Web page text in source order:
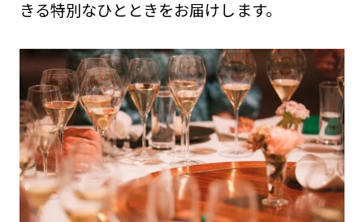
きる特別なひとときをお届けします。